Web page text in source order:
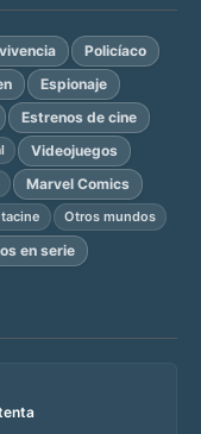
Policíaco
Espionaje
Estrenos de cine
Videojuegos
Marvel Comics
Otros mundos
en serie